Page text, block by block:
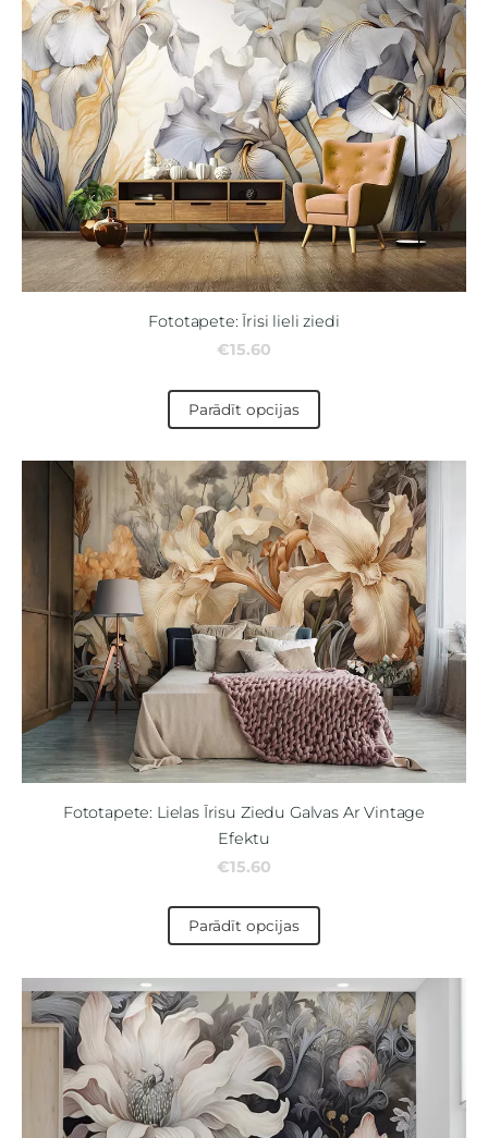
Fototapete: Īrisi lieli ziedi
€15.60
Parādīt opcijas
Fototapete: Lielas Īrisu Ziedu Galvas Ar Vintage
Efektu
€15.60
Parādīt opcijas